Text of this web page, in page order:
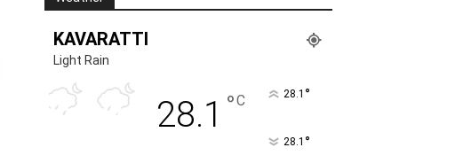
KAVARATTI
Light Rain
28.1 °C 28.1 °
28.1 °